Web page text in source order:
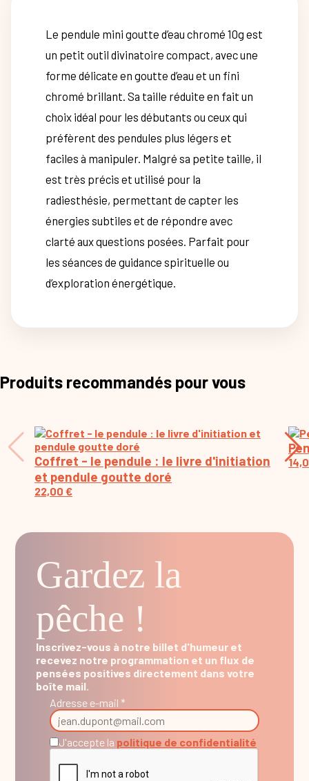
Le pendule mini goutte d’eau chromé 10g est
un petit outil divinatoire compact, avec une
forme délicate en goutte d’eau et un fini
chromé brillant. Sa taille réduite en fait un
choix idéal pour les débutants ou ceux qui
préfèrent des pendules plus légers et
faciles à manipuler. Malgré sa petite taille, il
est très précis et utilisé pour la
radiesthésie, permettant de capter les
énergies subtiles et de répondre avec
clarté aux questions posées. Parfait pour
les séances de guidance spirituelle ou
d’exploration énergétique.
Produits recommandés pour vous
Coffret - le pendule : le livre d'initiation
et pendule goutte doré
22,00 €
Gardez la
pêche !
Inscrivez-vous à notre billet d'humeur et
recevez notre programmation et un flux de
pensées positives directement dans votre
boîte mail.
Adresse e-mail *
J'accepte la politique de confidentialité